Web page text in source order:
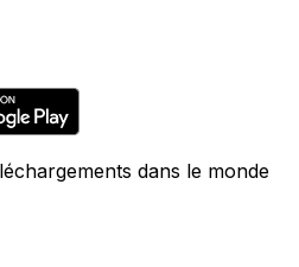
dans le monde